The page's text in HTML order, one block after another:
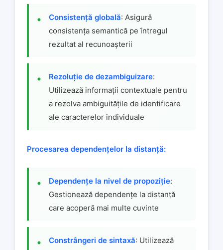
Consistență globală: Asigură
consistența semantică pe întregul
rezultat al recunoașterii
Rezoluție de dezambiguizare:
Utilizează informații contextuale pentru
a rezolva ambiguitățile de identificare
ale caracterelor individuale
Procesarea dependențelor la distanță:
Dependențe la nivel de propoziție:
Gestionează dependențe la distanță
care acoperă mai multe cuvinte
Constrângeri de sintaxă: Utilizează